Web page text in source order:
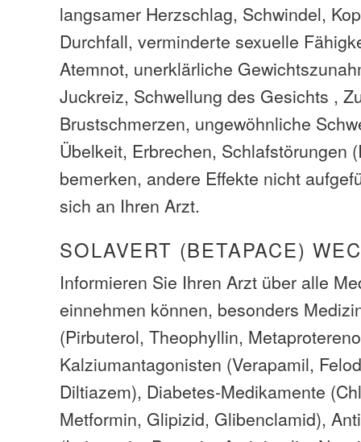
langsamer Herzschlag, Schwindel,
Durchfall, verminderte sexuelle
Atemnot, unerklärliche
Juckreiz, Schwellung des Gesichts ,
Brustschmerzen, ungewöhnliche
Übelkeit, Erbrechen, Schlafstörungen
bemerken, andere Effekte nicht
sich an Ihren Arzt.
SOLAVERT (BETAPACE)
Informieren Sie Ihren Arzt über alle
einnehmen können, besonders
(Pirbuterol, Theophyllin,
Kalziumantagonisten (Verapamil,
Diltiazem), Diabetes-Medikamente
Metformin, Glipizid, Glibenclamid),